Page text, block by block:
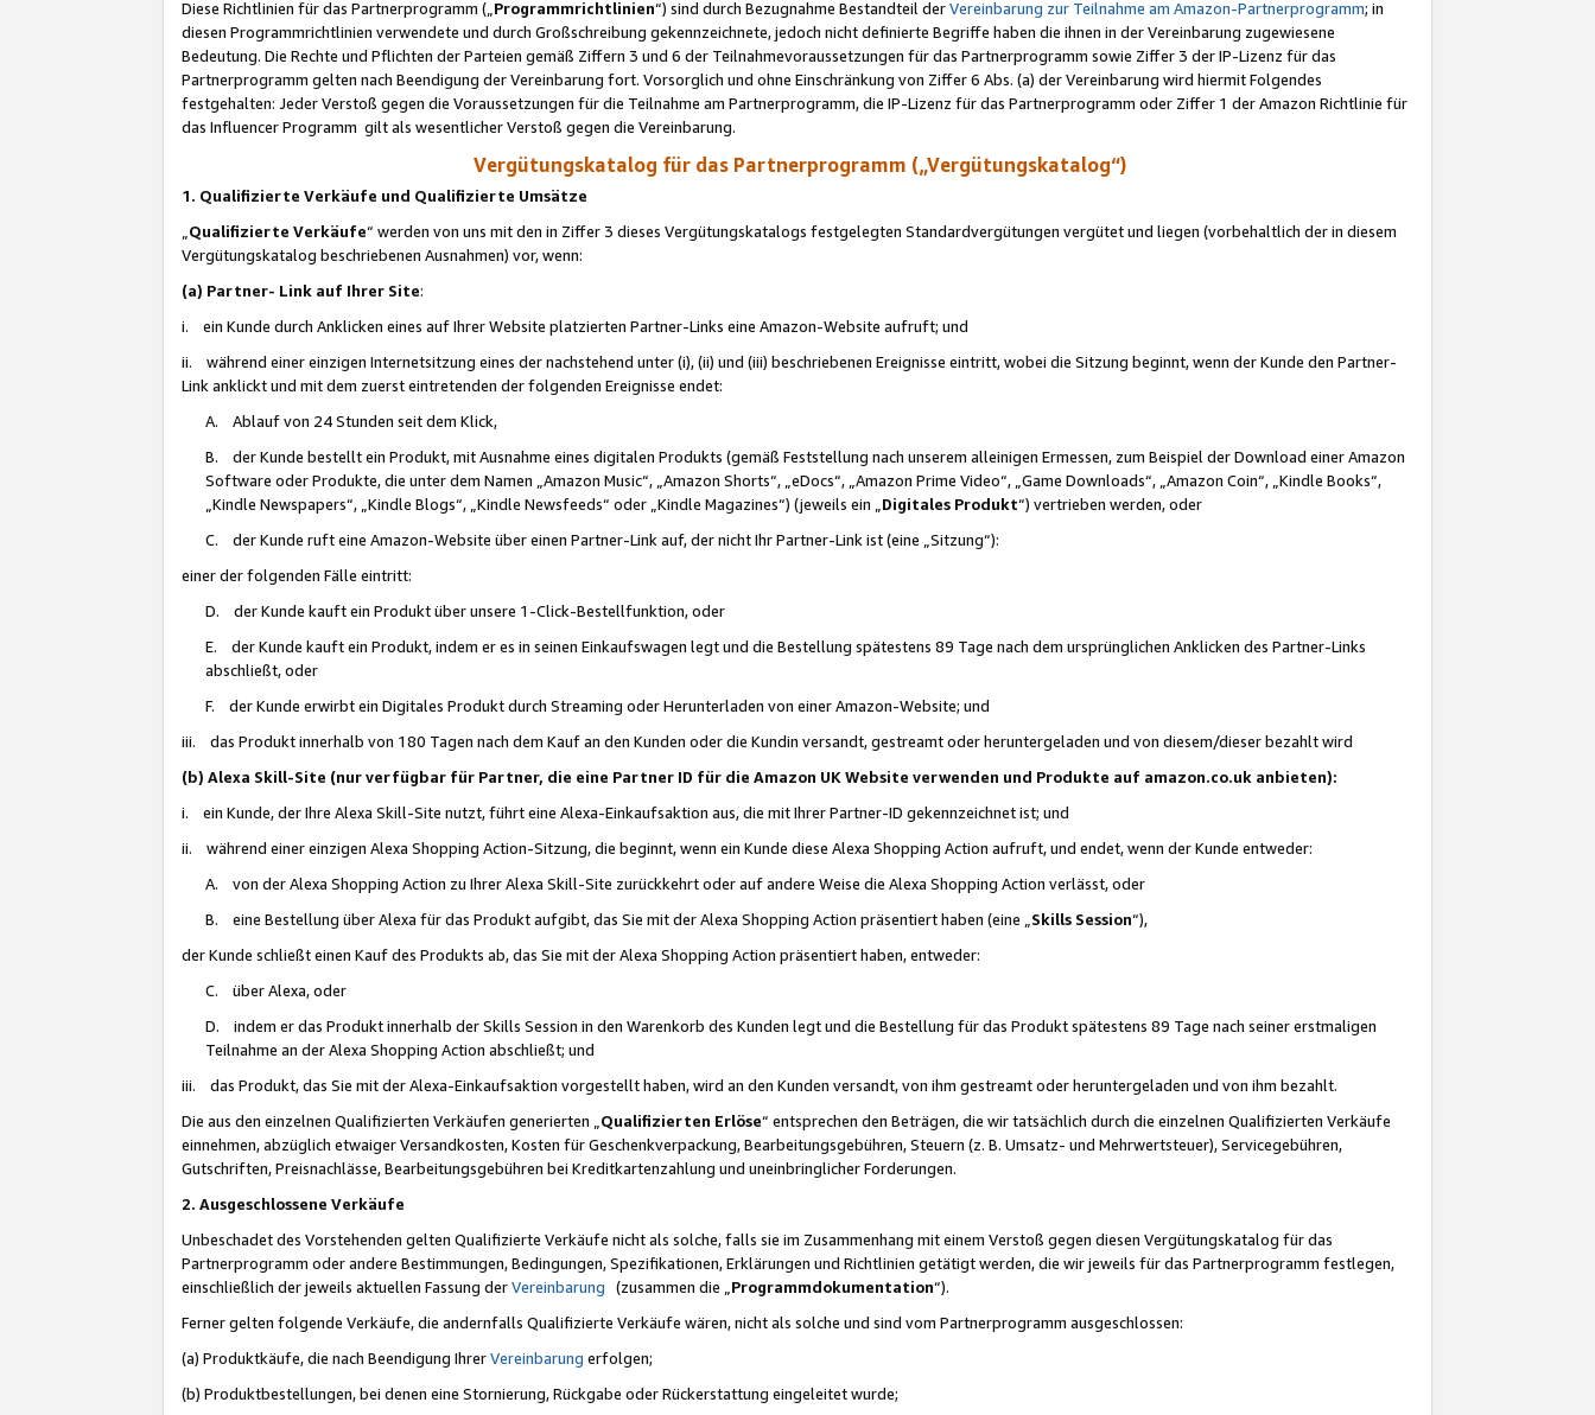
Diese Richtlinien für das Partnerprogramm („Programmrichtlinien“) sind durch Bezugnahme Bestandteil derVereinbarung zur Teilnahme am Amazon-Partnerprogramm; in
diesen Programmrichtlinien verwendete und durch Großschreibung gekennzeichnete, jedoch nicht definierte Begriffe haben die ihnen in der Vereinbarung zugewiesene
Bedeutung. Die Rechte und Pflichten der Parteien gemäß Ziffern 3 und 6 der Teilnahmevoraussetzungen für das Partnerprogramm sowie Ziffer 3 der IP-Lizenz für das
Partnerprogramm gelten nach Beendigung der Vereinbarung fort. Vorsorglich und ohne Einschränkung von Ziffer 6 Abs. (a) der Vereinbarung wird hiermit Folgendes
festgehalten: Jeder Verstoß gegen die Voraussetzungen für die Teilnahme am Partnerprogramm, die IP-Lizenz für das Partnerprogramm oder Ziffer 1 der Amazon Richtlinie für
das Influencer Programm gilt als wesentlicher Verstoß gegen die Vereinbarung.
Vergütungskatalog für das Partnerprogramm („Vergütungskatalog“)
1. Qualifizierte Verkäufe und Qualifizierte Umsätze
Qualifizierte Verkäufe“ werden von uns mit den in Ziffer 3 dieses Vergütungskatalogs festgelegten Standardvergütungen vergütet und liegen (vorbehaltlich der in diesem
Vergütungskatalog beschriebenen Ausnahmen) vor, wenn:
(a) Partner- Link auf Ihrer Site:
i. ein Kunde durch Anklicken eines auf Ihrer Website platzierten Partner-Links eine Amazon-Website aufruft; und
ii. während einer einzigen Internetsitzung eines der nachstehend unter (i), (ii) und (iii) beschriebenen Ereignisse eintritt, wobei die Sitzung beginnt, wenn der Kunde den Partner-
Link anklickt und mit dem zuerst eintretenden der folgenden Ereignisse endet:
A. Ablauf von 24 Stunden seit dem Klick,
B. der Kunde bestellt ein Produkt, mit Ausnahme eines digitalen Produkts (gemäß Feststellung nach unserem alleinigen Ermessen, zum Beispiel der Download einer Amazon
Software oder Produkte, die unter dem Namen „Amazon Music“, „Amazon Shorts“, „eDocs“, „Amazon Prime Video“, „Game Downloads“, „Amazon Coin“, „Kindle Books“,
„Kindle Newspapers“, „Kindle Blogs“, „Kindle Newsfeeds“ oder „Kindle Magazines“) (jeweils ein „ Digitales Produkt“) vertrieben werden, oder
C. der Kunde ruft eine Amazon-Website über einen Partner-Link auf, der nicht Ihr Partner-Link ist (eine „Sitzung“):
einer der folgenden Fälle eintritt:
D. der Kunde kauft ein Produkt über unsere 1-Click-Bestellfunktion, oder
E. der Kunde kauft ein Produkt, indem er es in seinen Einkaufswagen legt und die Bestellung spätestens 89 Tage nach dem ursprünglichen Anklicken des Partner-Links
abschließt, oder
F. der Kunde erwirbt ein Digitales Produkt durch Streaming oder Herunterladen von einer Amazon-Website; und
iii. das Produkt innerhalb von 180 Tagen nach dem Kauf an den Kunden oder die Kundin versandt, gestreamt oder heruntergeladen und von diesem/dieser bezahlt wird
(b) Alexa Skill-Site (nur verfügbar für Partner, die eine Partner ID für die Amazon UK Website verwenden und Produkte auf amazon.co.uk anbieten):
i. ein Kunde, der Ihre Alexa Skill-Site nutzt, führt eine Alexa-Einkaufsaktion aus, die mit Ihrer Partner-ID gekennzeichnet ist; und
ii. während einer einzigen Alexa Shopping Action-Sitzung, die beginnt, wenn ein Kunde diese Alexa Shopping Action aufruft, und endet, wenn der Kunde entweder:
A. von der Alexa Shopping Action zu Ihrer Alexa Skill-Site zurückkehrt oder auf andere Weise die Alexa Shopping Action verlässt, oder
B. eine Bestellung über Alexa für das Produkt aufgibt, das Sie mit der Alexa Shopping Action präsentiert haben (eine „ Skills Session“),
der Kunde schließt einen Kauf des Produkts ab, das Sie mit der Alexa Shopping Action präsentiert haben, entweder:
C. über Alexa, oder
D. indem er das Produkt innerhalb der Skills Session in den Warenkorb des Kunden legt und die Bestellung für das Produkt spätestens 89 Tage nach seiner erstmaligen
Teilnahme an der Alexa Shopping Action abschließt; und
iii. das Produkt, das Sie mit der Alexa-Einkaufsaktion vorgestellt haben, wird an den Kunden versandt, von ihm gestreamt oder heruntergeladen und von ihm bezahlt.
Die aus den einzelnen Qualifizierten Verkäufen generierten „ Qualifizierten Erlöse“ entsprechen den Beträgen, die wir tatsächlich durch die einzelnen Qualifizierten Verkäufe
einnehmen, abzüglich etwaiger Versandkosten, Kosten für Geschenkverpackung, Bearbeitungsgebühren, Steuern (z. B. Umsatz- und Mehrwertsteuer), Servicegebühren,
Gutschriften, Preisnachlässe, Bearbeitungsgebühren bei Kreditkartenzahlung und uneinbringlicher Forderungen.
2. Ausgeschlossene Verkäufe
Unbeschadet des Vorstehenden gelten Qualifizierte Verkäufe nicht als solche, falls sie im Zusammenhang mit einem Verstoß gegen diesen Vergütungskatalog für das
Partnerprogramm oder andere Bestimmungen, Bedingungen, Spezifikationen, Erklärungen und Richtlinien getätigt werden, die wir jeweils für das Partnerprogramm festlegen,
einschließlich der jeweils aktuellen Fassung derVereinbarung (zusammen die „ Programmdokumentation“).
Ferner gelten folgende Verkäufe, die andernfalls Qualifizierte Verkäufe wären, nicht als solche und sind vom Partnerprogramm ausgeschlossen:
(a) Produktkäufe, die nach Beendigung IhrerVereinbarung erfolgen;
(b) Produktbestellungen, bei denen eine Stornierung, Rückgabe oder Rückerstattung eingeleitet wurde;